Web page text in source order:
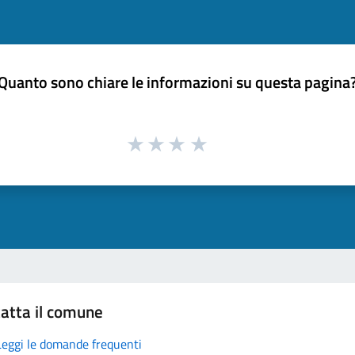
sono chiare le informazioni su questa
il comune
le domande frequenti